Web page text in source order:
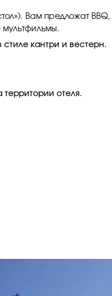
Вам предложат
кантри и вестерн.
отеля.